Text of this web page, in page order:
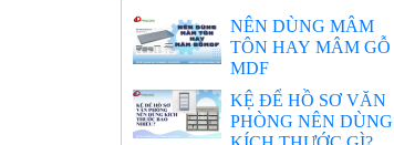
NÊN DÙNG MÂM
TÔN HAY MÂM GỖ
MDF
KỆ ĐỂ HỒ SƠ VĂN
PHÒNG NÊN DÙNG